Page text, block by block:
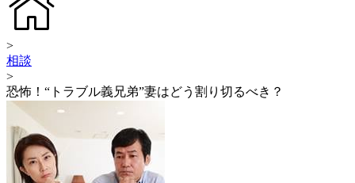
>
相談
>
恐怖！“トラブル義兄弟”妻はどう割り切るべき？